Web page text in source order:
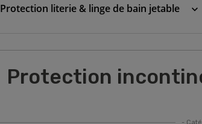
Protection literie & linge de bain jetable keyboard_arrow_down
Protection